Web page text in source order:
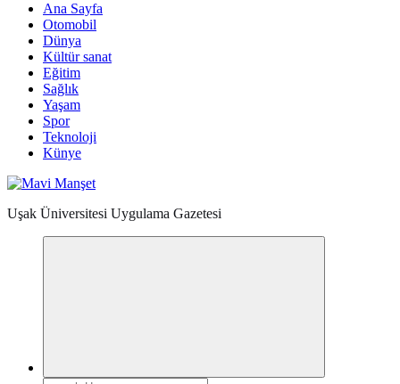
Ana Sayfa
Otomobil
Dünya
Kültür sanat
Eğitim
Sağlık
Yaşam
Spor
Teknoloji
Künye
Uşak Üniversitesi Uygulama Gazetesi